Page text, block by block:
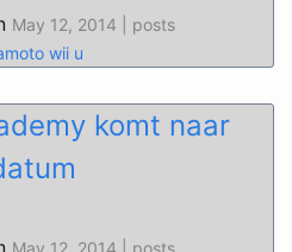
May 12, 2014 | posts
wii u
komt naar
May 12, 2014 | posts